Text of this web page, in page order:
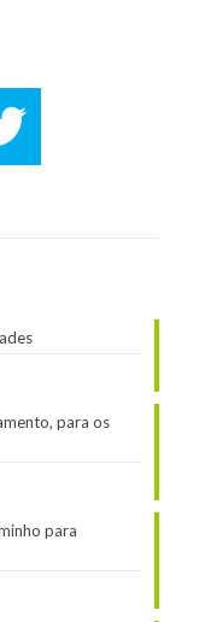
para os
para